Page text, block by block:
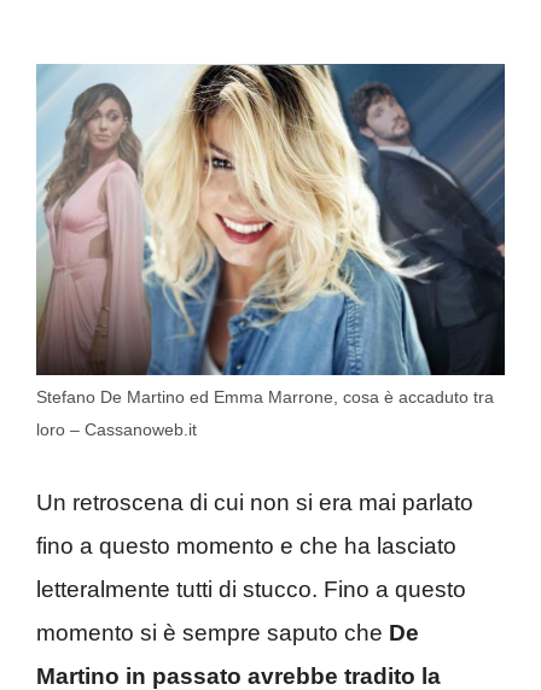
Stefano De Martino ed Emma Marrone, cosa è accaduto tra
loro – Cassanoweb.it
Un retroscena di cui non si era mai parlato
fino a questo momento e che ha lasciato
letteralmente tutti di stucco. Fino a questo
momento si è sempre saputo che De
Martino in passato avrebbe tradito la